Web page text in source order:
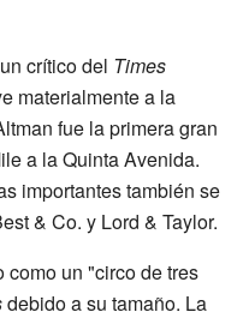
crítico del Times
materialmente a la
fue la primera gran
a la Quinta Avenida.
importantes también se
& Co. y Lord & Taylor.
como un "circo de tres
debido a su tamaño. La